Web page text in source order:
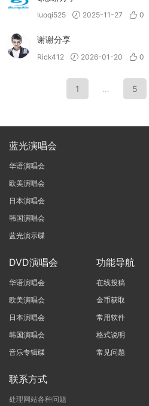
luoqi525 2025-11-27 0
谢谢分享
Rick412 2026-01-20 0
1 … 5
蓝光演唱会
华语演唱会
欧美演唱会
日本演唱会
韩国演唱会
蓝光演示碟
DVD演唱会
华语演唱会
欧美演唱会
日本演唱会
韩国演唱会
音乐专辑碟
功能导航
在线投稿
金币获取
常用软件
格式说明
常见问题
联系方式
处理网站各种问题